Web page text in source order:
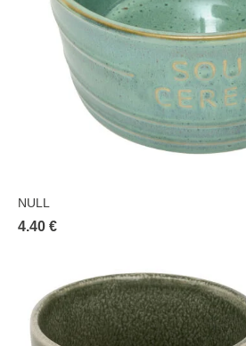
NULL
4.40 €